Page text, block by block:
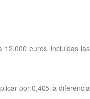
12.000 euros, incluidas las
por 0,405 la diferencia